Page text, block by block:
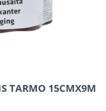
TARMO 15CMX9M